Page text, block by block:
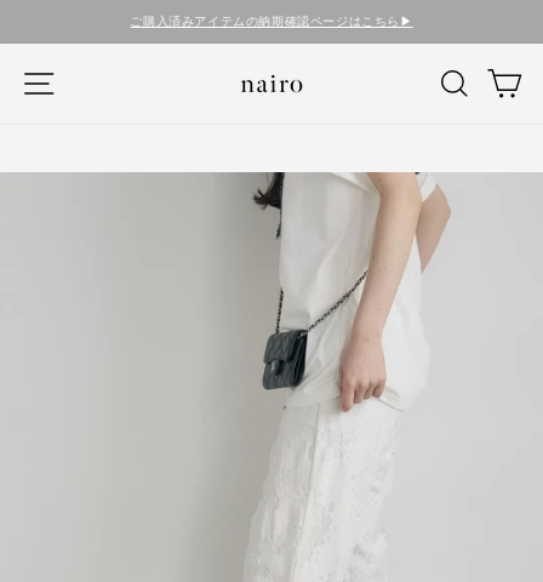
ご購入済みアイテムの納期確認ページはこちら▶︎
検索 カ